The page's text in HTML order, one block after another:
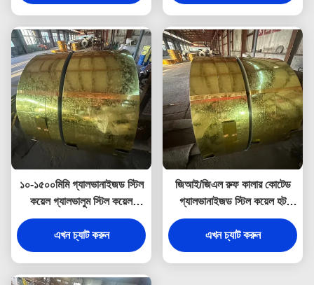
১০-১৫০০মিমি গ্যালভানাইজড স্টিল
কয়েল গ্যালভালুম স্টিল কয়েল
অ্যালুজিন্ক আজ১৫০
এখন চ্যাট করুন
জিআই/জিএল রুফ কালার কোটেড
গ্যালভানাইজড স্টিল কয়েল হট
ডিপড ০.১২মিমি-৪মিমি
এখন চ্যাট করুন